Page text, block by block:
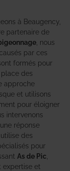
à Beaugency,
partenaire de
, nous
par ces
formés pour
des
approche
et utilisons
pour éloigner
intervenons
réponse
des
pour
As de Pic
expertise et